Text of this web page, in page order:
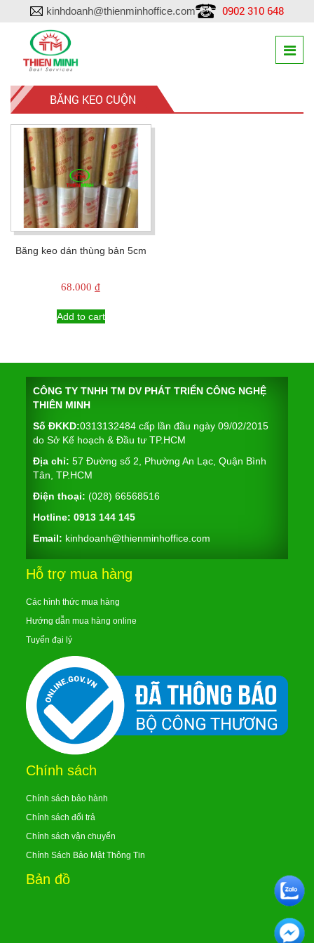
kinhdoanh@thienminhoffice.com 0902 310 648
BĂNG KEO CUỘN
Băng keo dán thùng bản 5cm
68.000₫
Add to cart
CÔNG TY TNHH TM DV PHÁT TRIỂN CÔNG NGHỆ
THIÊN MINH
Số ĐKKD:0313132484 cấp lần đầu ngày 09/02/2015
do Sở Kế hoạch & Đầu tư TP.HCM
Địa chỉ: 57 Đường số 2, Phường An Lạc, Quận Bình
Tân, TP.HCM
Điện thoại: (028) 66568516
Hotline: 0913 144 145
Email: kinhdoanh@thienminhoffice.com
Hỗ trợ mua hàng
Các hình thức mua hàng
Hướng dẫn mua hàng online
Tuyển đại lý
Chính sách
Chính sách bảo hành
Chính sách đổi trả
Chính sách vận chuyển
Chính Sách Bảo Mật Thông Tin
Bản đồ